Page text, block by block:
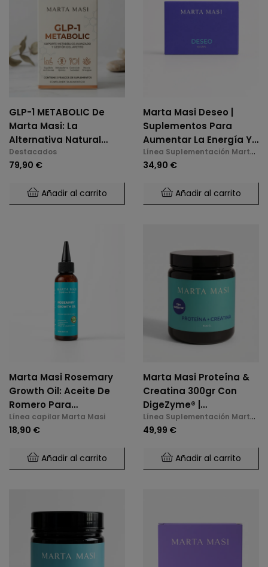
GLP-1 METABOLIC De
Marta Masi: La
Alternativa Natural
Para El Control De
Glucosa Y Saciedad.
Destacados
79,90 €
Añadir al carrito
Marta Masi Deseo |
Suplementos Para
Aumentar La Energía Y
La Libido En La
Menopausia
Línea Suplementación Marta
Masi
34,90 €
Añadir al carrito
Marta Masi Rosemary
Growth Oil: Aceite De
Romero Para
Crecimiento Capilar
100ml
Línea capilar Marta Masi
18,90 €
Añadir al carrito
Marta Masi Proteína &
Creatina 300gr Con
DigeZyme® |
Suplemento Para Masa
Muscular Y Rendimiento
Línea Suplementación Marta
Masi
49,99 €
Añadir al carrito